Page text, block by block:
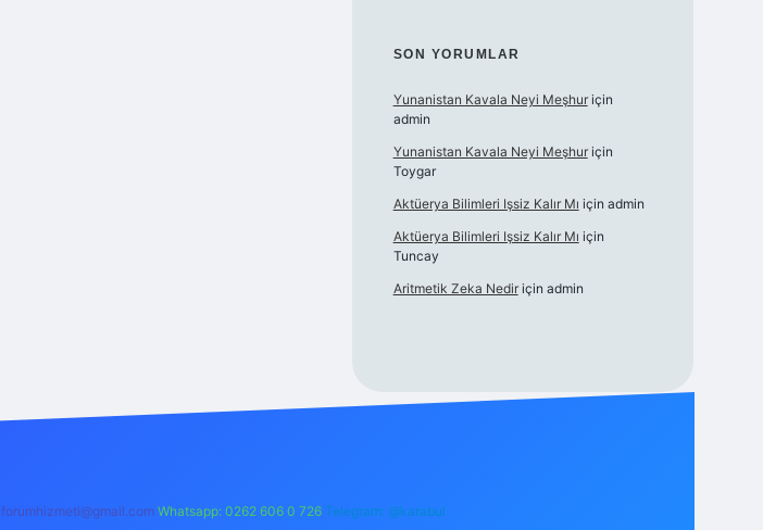
SON YORUMLAR
Yunanistan Kavala Neyi Meşhuriçin
admin
Yunanistan Kavala Neyi Meşhuriçin
Toygar
Aktüerya Bilimleri Işsiz Kalır Mı için admin
Aktüerya Bilimleri Işsiz Kalır Mı için
Tuncay
Aritmetik Zeka Nediriçin admin
forumhizmeti@gmail.com Whatsapp: 0262 606 0 726 Telegram: @karabul